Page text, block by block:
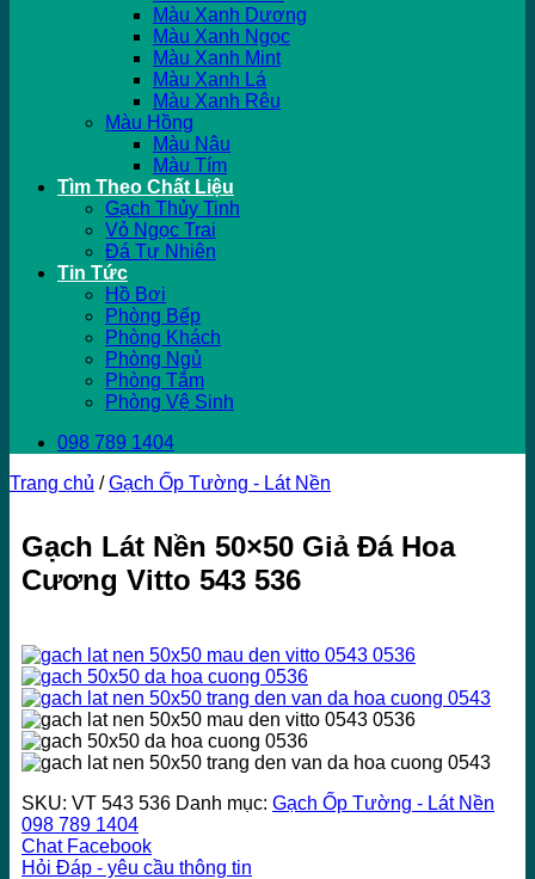
Màu Xanh Dương
Màu Xanh Ngọc
Màu Xanh Mint
Màu Xanh Lá
Màu Xanh Rêu
Màu Hồng
Màu Nâu
Màu Tím
Tìm Theo Chất Liệu
Gạch Thủy Tinh
Vỏ Ngọc Trai
Đá Tự Nhiên
Tin Tức
Hồ Bơi
Phòng Bếp
Phòng Khách
Phòng Ngủ
Phòng Tắm
Phòng Vệ Sinh
098 789 1404
Trang chủ / Gạch Ốp Tường - Lát Nền
Gạch Lát Nền 50×50 Giả Đá Hoa
Cương Vitto 543 536
SKU: VT 543 536 Danh mục: Gạch Ốp Tường - Lát Nền
098 789 1404
Chat Facebook
Hỏi Đáp - yêu cầu thông tin